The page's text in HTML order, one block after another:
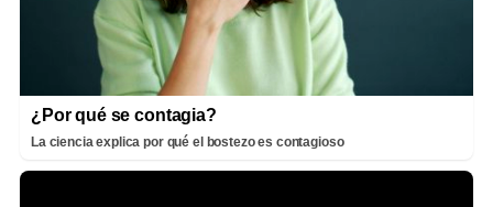
¿Por qué se contagia?
La ciencia explica por qué el bostezo es contagioso